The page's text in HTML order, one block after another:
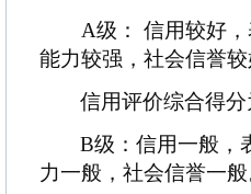
A级： 信用较好
能力较强，社会信誉
信用评价综合得
B级：信用一般，
力一般，社会信誉一